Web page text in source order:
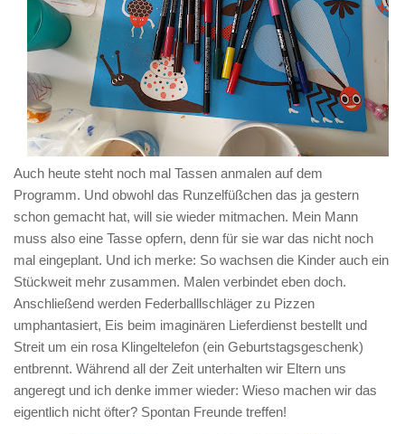
Auch heute steht noch mal Tassen anmalen auf dem
Programm. Und obwohl das Runzelfüßchen das ja gestern
schon gemacht hat, will sie wieder mitmachen. Mein Mann
muss also eine Tasse opfern, denn für sie war das nicht noch
mal eingeplant. Und ich merke: So wachsen die Kinder auch ein
Stückweit mehr zusammen. Malen verbindet eben doch.
Anschließend werden Federballlschläger zu Pizzen
umphantasiert, Eis beim imaginären Lieferdienst bestellt und
Streit um ein rosa Klingeltelefon (ein Geburtstagsgeschenk)
entbrennt. Während all der Zeit unterhalten wir Eltern uns
angeregt und ich denke immer wieder: Wieso machen wir das
eigentlich nicht öfter? Spontan Freunde treffen!